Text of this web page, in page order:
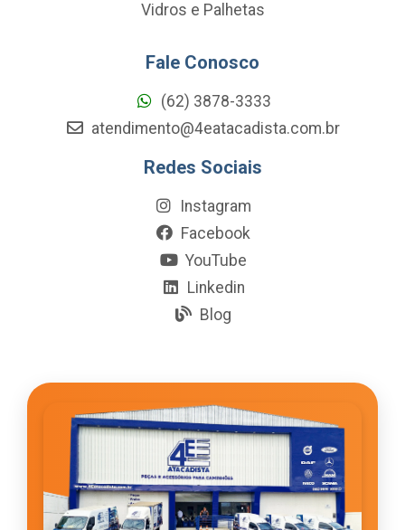
Vidros e Palhetas
Fale Conosco
(62) 3878-3333
atendimento@4eatacadista.com.br
Redes Sociais
Instagram
Facebook
YouTube
Linkedin
Blog